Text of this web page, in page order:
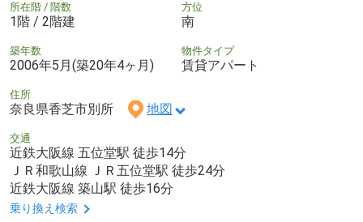
所在階 / 階数
1階 / 2階建
方位
南
築年数
2006年5月(築20年4ヶ月)
物件タイプ
賃貸アパート
住所
奈良県香芝市別所 地図
交通
近鉄大阪線 五位堂駅 徒歩14分
ＪＲ和歌山線 ＪＲ五位堂駅 徒歩24分
近鉄大阪線 築山駅 徒歩16分
乗り換え検索